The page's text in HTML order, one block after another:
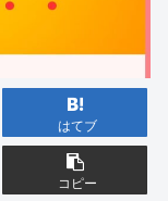
はてブ
コピー